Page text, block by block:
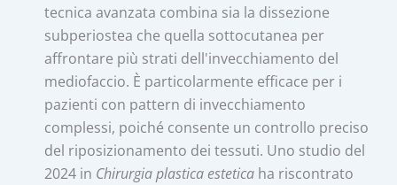
tecnica avanzata combina sia la dissezione
subperiostea che quella sottocutanea per
affrontare più strati dell'invecchiamento del
mediofaccio. È particolarmente efficace per i
pazienti con pattern di invecchiamento
complessi, poiché consente un controllo preciso
del riposizionamento dei tessuti. Uno studio del
2024 in Chirurgia plastica estetica ha riscontrato